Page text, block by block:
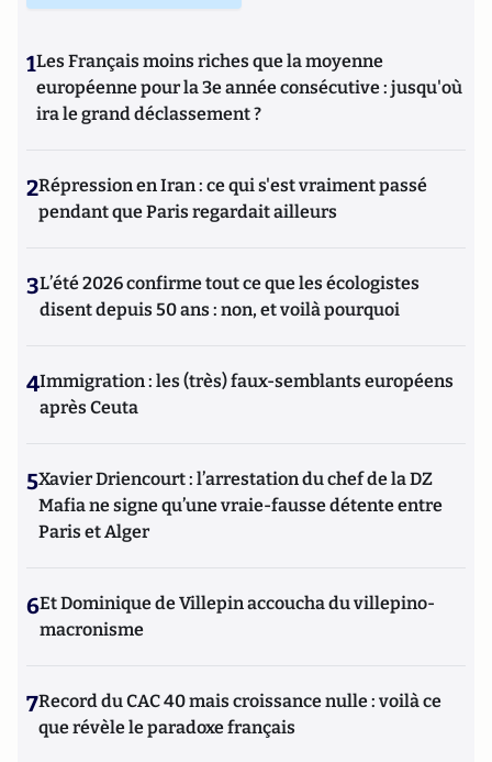
1Les Français moins riches que la moyenne
européenne pour la 3e année consécutive : jusqu'où
ira le grand déclassement ?
2Répression en Iran : ce qui s'est vraiment passé
pendant que Paris regardait ailleurs
3L’été 2026 confirme tout ce que les écologistes
disent depuis 50 ans : non, et voilà pourquoi
4Immigration : les (très) faux-semblants européens
après Ceuta
5Xavier Driencourt : l’arrestation du chef de la DZ
Mafia ne signe qu’une vraie-fausse détente entre
Paris et Alger
6Et Dominique de Villepin accoucha du villepino-
macronisme
7Record du CAC 40 mais croissance nulle : voilà ce
que révèle le paradoxe français